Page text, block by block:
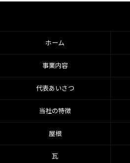
ホーム
事業内容
代表あいさつ
当社の特徴
屋根
瓦